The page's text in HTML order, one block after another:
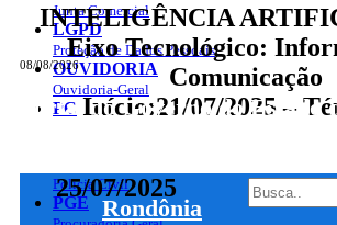
08/08/2026
Portal do Governo doEstado
Rondônia
Junta Comercial
LGPD
Proteção de Dados Pessoais
OUVIDORIA
Ouvidoria-Geral
PC
Polícia Civil
PGE
INTELIGÊNCIA
Eixo Tecnológico:
Comunicação
Início:21/07/2025 –
25/07/2025